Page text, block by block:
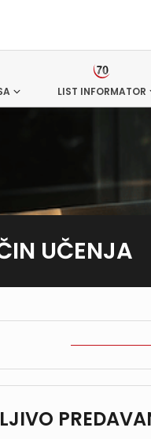
LIST INFORMATOR
UČENJA